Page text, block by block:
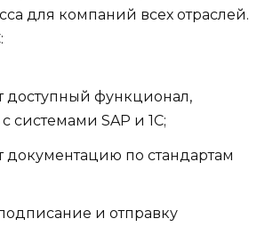
для компаний всех отраслей.
доступный функционал,
системами SAP и 1C;
документацию по стандартам
и отправку